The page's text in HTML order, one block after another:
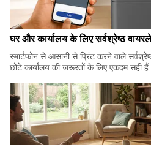
घर और कार्यालय के लिए सर्वश्रेष्ठ
स्मार्टफोन से आसानी से प्रिंट करने वाले
छोटे कार्यालय की जरूरतों के लिए एकदम सही